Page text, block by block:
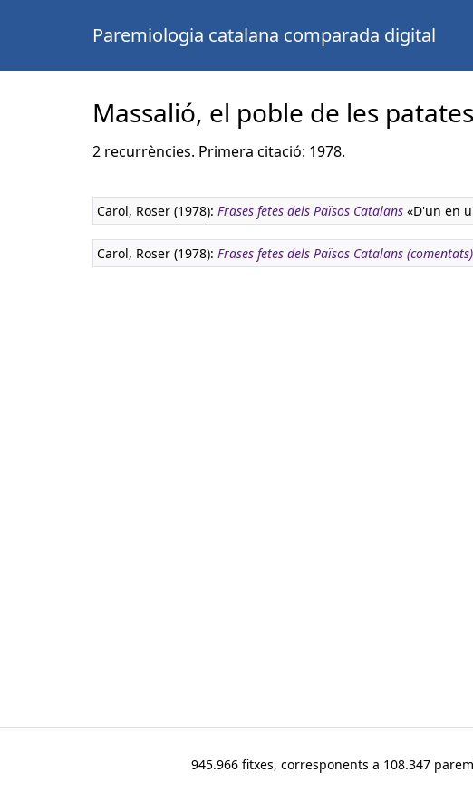
Paremiologia catalana comparada digital
Massalió, el poble de les patates
2 recurrències. Primera citació: 1978.
Carol, Roser (1978): Frases fetes dels Països Catalans «D'un en
Carol, Roser (1978): Frases fetes dels Països Catalans (comentats)
945.966 fitxes, corresponents a 108.347